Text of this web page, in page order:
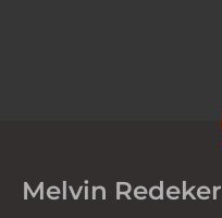
Melvin Redeker